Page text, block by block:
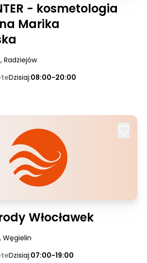
- kosmetologia
Marika
, Radziejów
Dzisiaj:08:00-20:00
Włocławek
, Węgielin
Dzisiaj:07:00-19:00